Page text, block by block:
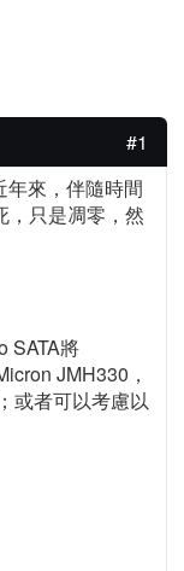
#1
來，伴隨時間
，只是凋零，然
SATA將
JMH330，
或者可以考慮以